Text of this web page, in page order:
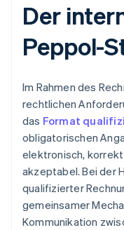
Der
Peppol-
Im Rahmen des
rechtlichen
das Format
obligatorischen
elektronisch,
akzeptabel. Bei der
qualifizierter
gemeinsamer
Kommunikation